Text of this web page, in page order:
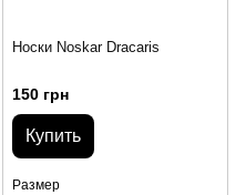
Носки Noskar Dracaris
150 грн
Купить
Размер